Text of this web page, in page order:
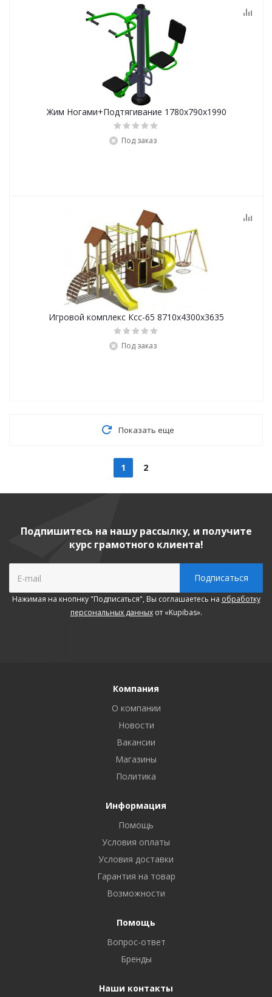
Жим Ногами+Подтягивание 1780х790х1990
Под заказ
Игровой комплекс Ксс-65 8710х4300х3635
Под заказ
Показать еще
1 2
Подпишитесь на нашу рассылку, и получите
курс грамотного клиента!
Нажимая на кнопнку "Подписаться", Вы соглашаетесь на обработку
персональных данныхот «Kupibas».
Компания
О компании
Новости
Вакансии
Магазины
Политика
Информация
Помощь
Условия оплаты
Условия доставки
Гарантия на товар
Возможности
Помощь
Вопрос-ответ
Бренды
Наши контакты